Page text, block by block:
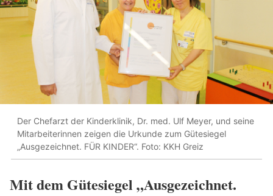
Der Chefarzt der Kinderklinik, Dr. med. Ulf Meyer, und seine
Mitarbeiterinnen zeigen die Urkunde zum Gütesiegel
„Ausgezeichnet. FÜR KINDER“. Foto: KKH Greiz
Mit dem Gütesiegel „Ausgezeichnet.